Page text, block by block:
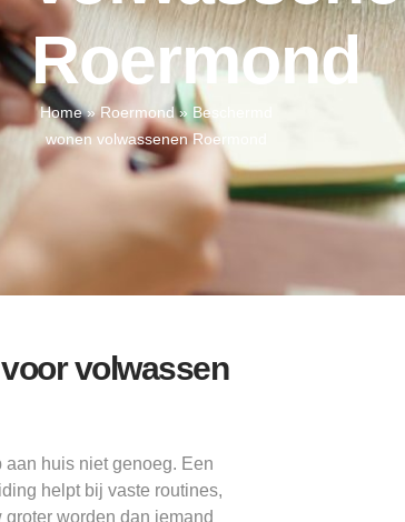
Roermond
Home»Roermond» Beschermd
wonen volwassenen Roermond
volwassen
huis niet genoeg. Een
helpt bij vaste routines,
worden dan iemand